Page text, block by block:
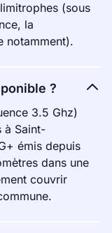
(sous
la
notamment).
?
3.5 Ghz)
à Saint-
émis depuis
dans une
couvrir